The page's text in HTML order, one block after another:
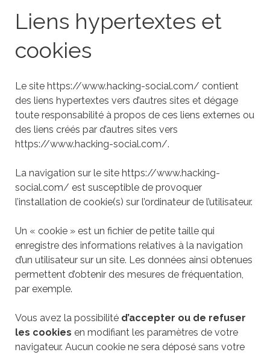
Liens hypertextes et
cookies
Le site https://www.hacking-social.com/ contient
des liens hypertextes vers d’autres sites et dégage
toute responsabilité à propos de ces liens externes ou
des liens créés par d’autres sites vers
https://www.hacking-social.com/.
La navigation sur le site https://www.hacking-
social.com/ est susceptible de provoquer
l’installation de cookie(s) sur l’ordinateur de l’utilisateur.
Un « cookie » est un fichier de petite taille qui
enregistre des informations relatives à la navigation
d’un utilisateur sur un site. Les données ainsi obtenues
permettent d’obtenir des mesures de fréquentation,
par exemple.
Vous avez la possibilité d’accepter ou de refuser
les cookies en modifiant les paramètres de votre
navigateur. Aucun cookie ne sera déposé sans votre